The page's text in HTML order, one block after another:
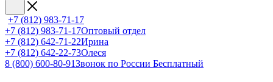
+7 (812) 983-71-17
+7 (812) 983-71-17Оптовый отдел
+7 (812) 642-71-22Ирина
+7 (812) 642-22-73Олеся
8 (800) 600-80-91Звонок по России Бесплатный